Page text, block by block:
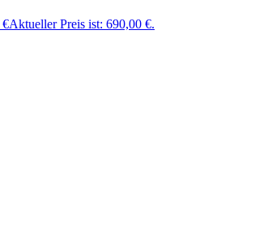
€Aktueller Preis ist: 690,00 €.